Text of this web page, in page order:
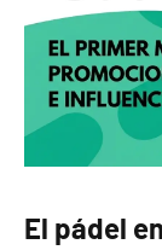
El pádel